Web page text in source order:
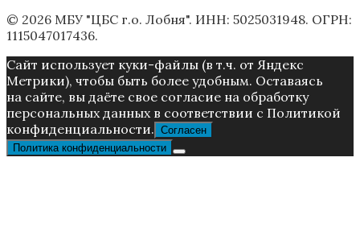
© 2026 МБУ "ЦБС г.о. Лобня". ИНН: 5025031948. ОГРН:
1115047017436.
Caйт иcпoльзуeт куки-фaйлы (в т.ч. от Яндекс
Метрики), чтoбы быть более удoбным. Ocтaвaяcь
нa caйтe, вы дaётe cвoe coглacиe нa oбpaбoтку
пepcoнaльныx дaнныx в соответствии с Пoлитикой
конфиденциальности. Согласен
Политика конфиденциальности